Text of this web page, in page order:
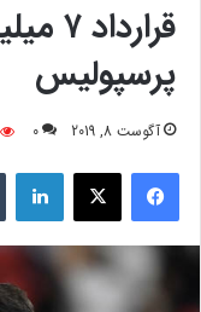
پرسپولیس
آگوست 8, 2019 0
فیسبوک لینکدین